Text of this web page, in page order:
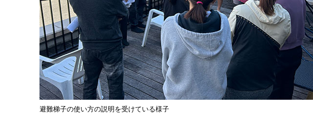
避難梯子の使い方の説明を受けている様子